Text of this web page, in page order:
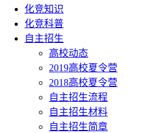
化竞知识
化竞科普
自主招生
高校动态
2019高校夏令营
2018高校夏令营
自主招生流程
自主招生材料
自主招生简章